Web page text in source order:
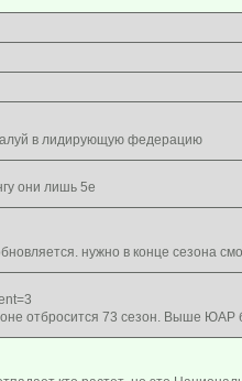
в лидирующую федерацию
они лишь 5е
нужно в конце сезона
отбросится 73 сезон. Выше ЮАР